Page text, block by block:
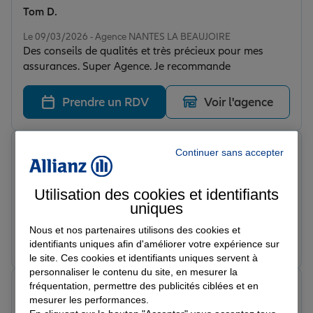
Le 09/03/2026 - Agence NANTES LA BEAUJOIRE
Des conseils de qualités et très précieux pour mes
assurances. Super Agence. Je recommande
Tom D.
Prendre un RDV Voir l'agence
Note de 5 sur 5
Le 06/03/2026 - Agence NANTES LA BEAUJOIRE
Je suis très satisfait de cette agence Allianz. Les
conseillers sont compétents, efficaces et toujours prêts
à aider. Les démarches sont simples et rapides, et on se
sent en confiance. Une agence sérieuse que je
recommande.
Prendre un RDV Voir l'agence
Note de 5 sur 5
Estelle B.
Continuer sans accepter
Utilisation des cookies et identifiants
uniques
Nous et nos partenaires utilisons des cookies et
identifiants uniques afin d'améliorer votre expérience sur
le site. Ces cookies et identifiants uniques servent à
personnaliser le contenu du site, en mesurer la
fréquentation, permettre des publicités ciblées et en
mesurer les performances.